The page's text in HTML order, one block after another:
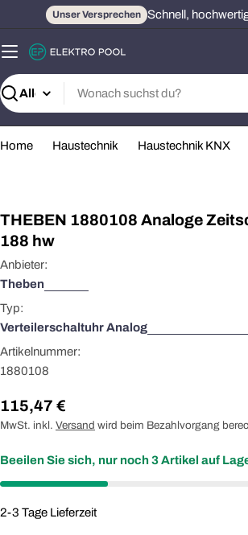
Inhalt
springen
Unser Versprechen Schnell,
Suchen
Home Haustechnik Haustechnik KNX
THEBEN 1880108 Analoge
188 hw
Anbieter:
Theben
Typ:
Verteilerschaltuhr Analog
Artikelnummer:
1880108
Regulärer
Preis
115,47 €
MwSt. inkl. Versand wird beim Bezahlvorgang
Beeilen Sie sich, nur noch3Artikel auf
2-3 Tage Lieferzeit